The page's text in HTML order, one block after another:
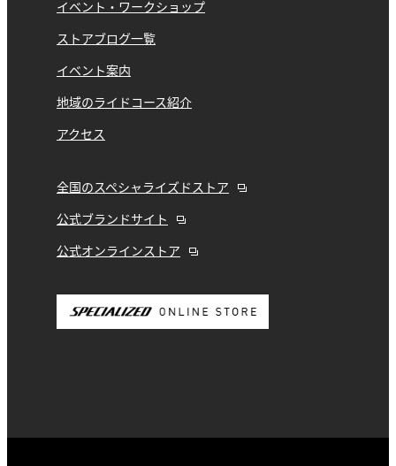
イベント・ワークショップ
ストアブログ一覧
イベント案内
地域のライドコース紹介
アクセス
全国のスペシャライズドストア
公式ブランドサイト
公式オンラインストア